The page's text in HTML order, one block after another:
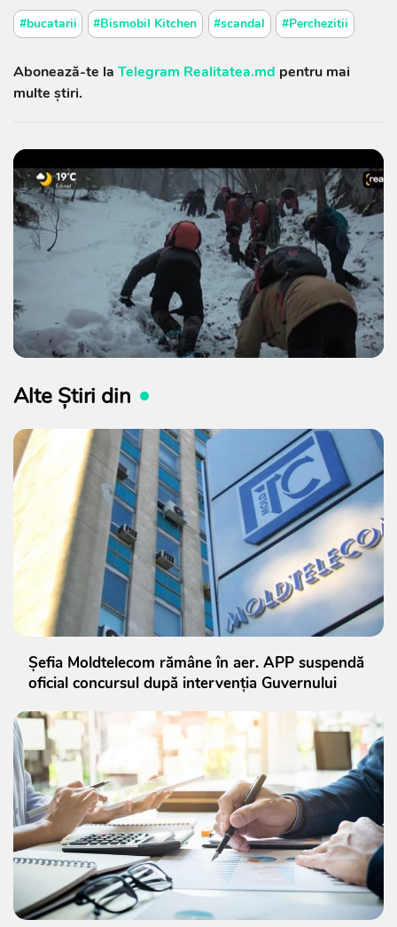
#bucatarii #Bismobil Kitchen #scandal #Perchezitii
Abonează-te la Telegram Realitatea.md pentru mai
multe știri.
Alte Știri din
Șefia Moldtelecom rămâne în aer. APP suspendă
oficial concursul după intervenția Guvernului